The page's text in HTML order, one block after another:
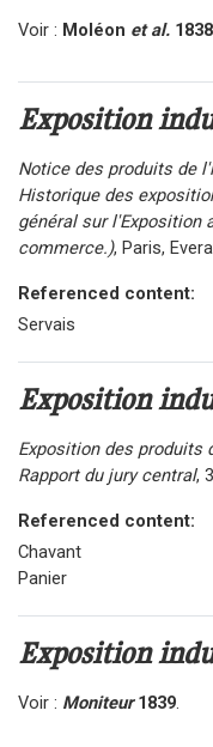
Voir : Moléon et al. 1838
Exposition
Notice des produits de
Historique des
général sur l'Exposition
commerce.), Paris,
Referenced content:
Servais
Exposition
Exposition des produits
Rapport du jury central,
Referenced content:
Chavant
Panier
Exposition
Voir : Moniteur1839